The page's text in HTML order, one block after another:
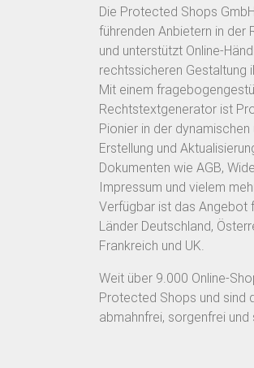
Die Protected Shops
führenden Anbietern in der
und unterstützt Online-
rechtssicheren Gestaltung
Mit einem
Rechtstextgenerator ist
Pionier in der
Erstellung und
Dokumenten wie AGB,
Impressum und vielem
Verfügbar ist das Angebot
Länder Deutschland,
Frankreich und UK.
Weit über 9.000 Online-
Protected Shops und sind
abmahnfrei, sorgenfrei und